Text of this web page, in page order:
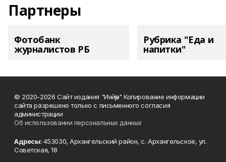
Партнеры
Фотобанк
журналистов РБ
Рубрика "Еда и
напитки"
© 2020-2026 Сайт издания "Инйәр" Копирование информации
сайта разрешено только с письменного согласия
администрации
Об использовании персональных данных
Адресы: 453030, Архангельский район, с. Архангельское, ул.
Советская, 18